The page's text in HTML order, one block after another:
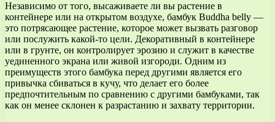
Независимо от того, высаживаете ли вы растение в
контейнере или на открытом воздухе, бамбук Buddha belly —
это потрясающее растение, которое может вызвать разговор
или послужить какой-то цели. Декоративный в контейнере
или в грунте, он контролирует эрозию и служит в качестве
уединенного экрана или живой изгороди. Одним из
преимуществ этого бамбука перед другими является его
привычка сбиваться в кучу, что делает его более
предпочтительным по сравнению с другими бамбуками, так
как он менее склонен к разрастанию и захвату территории.